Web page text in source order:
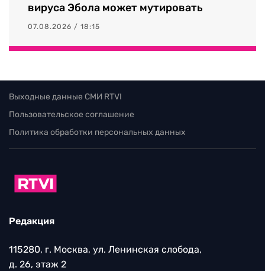
вируса Эбола может мутировать
07.08.2026 / 18:15
Выходные данные СМИ RTVI
Пользовательское соглашение
Политика обработки персональных данных
Редакция
115280, г. Москва, ул. Ленинская слобода,
д. 26, этаж 2